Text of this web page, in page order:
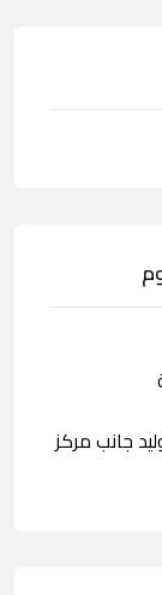
جانب مركز